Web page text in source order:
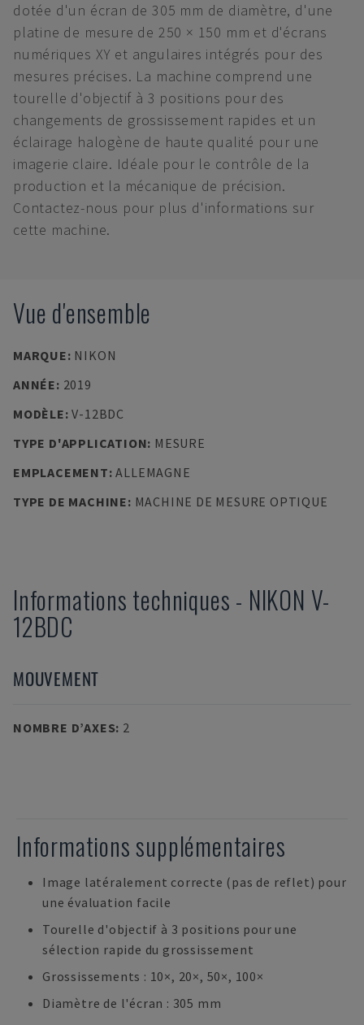
dotée d'un écran de 305 mm de diamètre, d'une
platine de mesure de 250 × 150 mm et d'écrans
numériques XY et angulaires intégrés pour des
mesures précises. La machine comprend une
tourelle d'objectif à 3 positions pour des
changements de grossissement rapides et un
éclairage halogène de haute qualité pour une
imagerie claire. Idéale pour le contrôle de la
production et la mécanique de précision.
Contactez-nous pour plus d'informations sur
cette machine.
Vue d'ensemble
MARQUE: NIKON
ANNÉE: 2019
MODÈLE:V-12BDC
TYPE D'APPLICATION: MESURE
EMPLACEMENT:ALLEMAGNE
TYPE DE MACHINE: MACHINE DE MESURE OPTIQUE
Informations techniques - NIKON V-
12BDC
MOUVEMENT
NOMBRE D’AXES: 2
Informations supplémentaires
Image latéralement correcte (pas de reflet) pour
une évaluation facile
Tourelle d'objectif à 3 positions pour une
sélection rapide du grossissement
Grossissements : 10×, 20×, 50×, 100×
Diamètre de l'écran : 305 mm